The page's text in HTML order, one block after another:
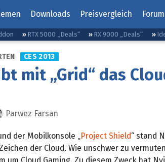
Downloads Preisvergleich Forum
RTX 5000 „Deals“ RX 9000 „Deals“
CES 2013
mit „Grid“ das
Parwez Farsan
der Mobilkonsole „Project Shield“ stand
der Cloud. Wie unschwer zu